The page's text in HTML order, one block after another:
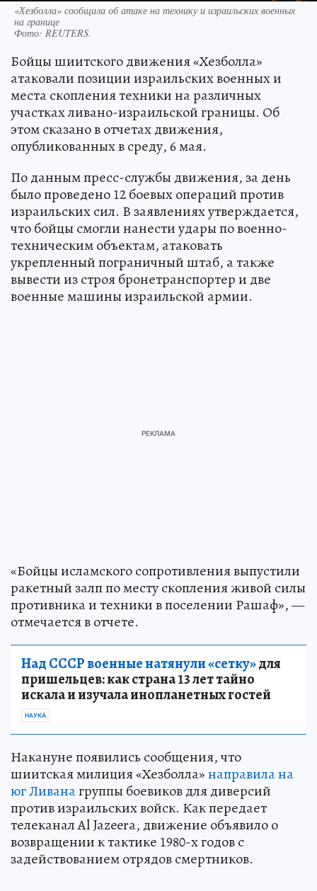
«Хезболла» сообщила об атаке на технику и израильских военных
на границе
Фото: REUTERS.
Бойцы шиитского движения «Хезболла»
атаковали позиции израильских военных и
места скопления техники на различных
участках ливано-израильской границы. Об
этом сказано в отчетах движения,
опубликованных в среду, 6 мая.
По данным пресс-службы движения, за день
было проведено 12 боевых операций против
израильских сил. В заявлениях утверждается,
что бойцы смогли нанести удары по военно-
техническим объектам, атаковать
укрепленный пограничный штаб, а также
вывести из строя бронетранспортер и две
военные машины израильской армии.
«Бойцы исламского сопротивления выпустили
ракетный залп по месту скопления живой силы
противника и техники в поселении Рашаф», —
отмечается в отчете.
Над СССР военные натянули «сетку»для
пришельцев: как страна 13 лет тайно
искала и изучала инопланетных гостей
НАУКА
Накануне появились сообщения, что
шиитская милиция «Хезболла»направила на
юг Ливанагруппы боевиков для диверсий
против израильских войск. Как передает
телеканал Al Jazeera, движение объявило о
возвращении к тактике 1980-х годов с
задействованием отрядов смертников.